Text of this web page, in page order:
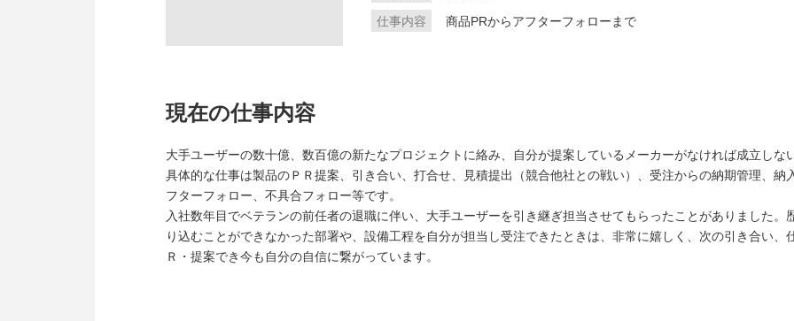
仕事内容 商品PRからアフターフォローまで
現在の仕事内容
大手ユーザーの数十億、数百億の新たなプロジェクトに絡み、自分が提案しているメーカーがなければ成立しな
具体的な仕事は製品のＰＲ提案、引き合い、打合せ、見積提出（競合他社との戦い）、受注からの納期管理、納
フターフォロー、不具合フォロー等です。
入社数年目でベテランの前任者の退職に伴い、大手ユーザーを引き継ぎ担当させてもらったことがありました
り込むことができなかった部署や、設備工程を自分が担当し受注できたときは、非常に嬉しく、次の引き合い
Ｒ・提案でき今も自分の自信に繋がっています。